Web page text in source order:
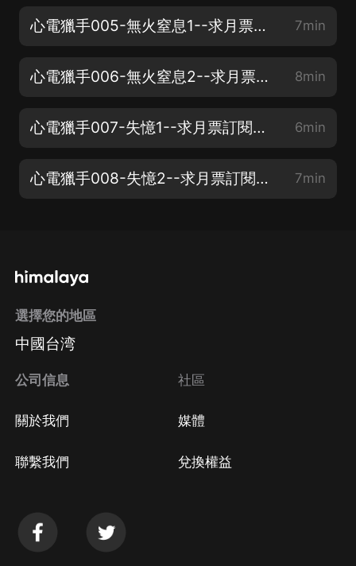
心電獵手005-無火窒息1--求月票訂閱評論 7min
心電獵手006-無火窒息2--求月票訂閱評論 8min
心電獵手007-失憶1--求月票訂閱評論 6min
心電獵手008-失憶2--求月票訂閱評論 7min
選擇您的地區
中國台湾
公司信息
關於我們
聯繫我們
社區
媒體
兌換權益